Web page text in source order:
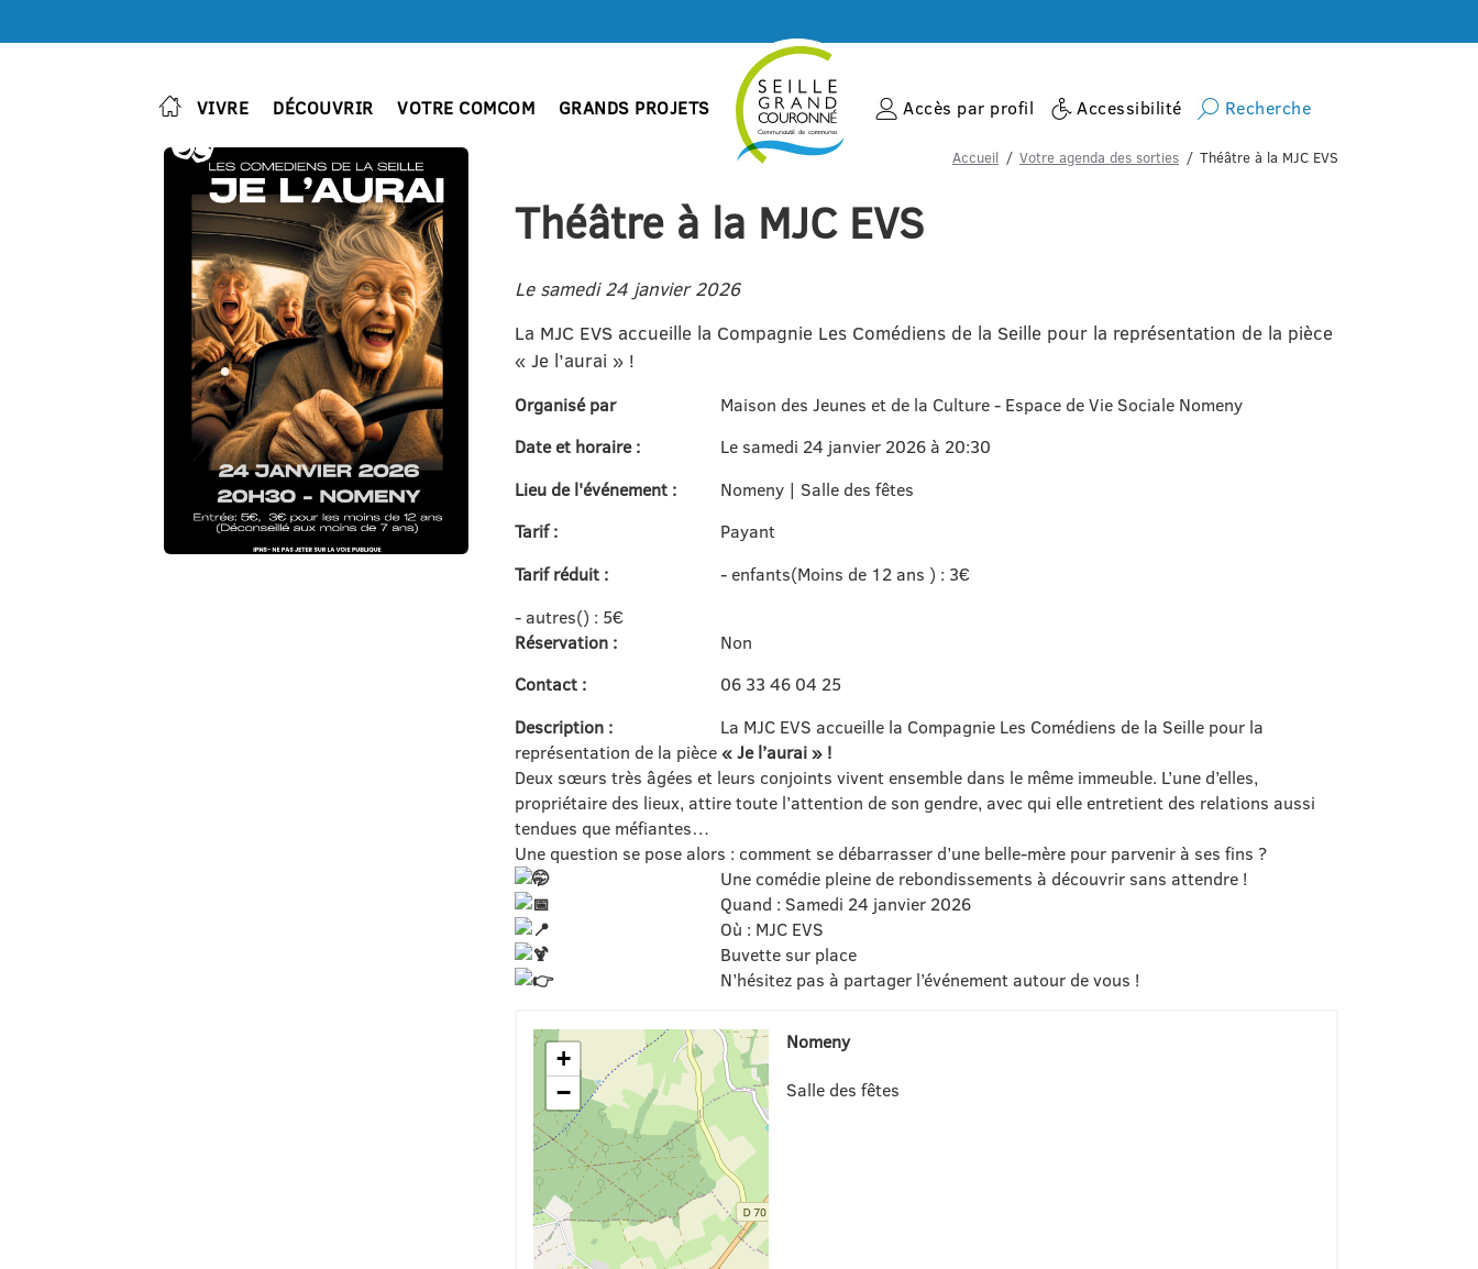
VIVRE DÉCOUVRIR VOTRE COMCOM GRANDS PROJETS Accès par profil Accessibilité Recherche
Accueil Votre agenda des sorties Théâtre à la MJC EVS
Théâtre à la MJC EVS
Le samedi 24 janvier 2026
La MJC EVS accueille la Compagnie Les Comédiens de la Seille pour la représentation de la pièce
« Je l’aurai » !
Organisé par
Maison des Jeunes et de la Culture - Espace de Vie Sociale Nomeny
Date et horaire :
Le samedi 24 janvier 2026 à 20:30
Lieu de l'événement :
Nomeny | Salle des fêtes
Tarif :
Payant
Tarif réduit :
- enfants(Moins de 12 ans ) : 3€
- autres() : 5€
Réservation :
Non
Contact :
06 33 46 04 25
Description :
La MJC EVS accueille la Compagnie Les Comédiens de la Seille pour la
représentation de la pièce« Je l’aurai » !
Deux sœurs très âgées et leurs conjoints vivent ensemble dans le même immeuble. L’une d’elles,
propriétaire des lieux, attire toute l’attention de son gendre, avec qui elle entretient des relations aussi
tendues que méfiantes…
Une question se pose alors : comment se débarrasser d’une belle-mère pour parvenir à ses fins ?
Une comédie pleine de rebondissements à découvrir sans attendre !
Quand : Samedi 24 janvier 2026
Où : MJC EVS
Buvette sur place
N’hésitez pas à partager l’événement autour de vous !
+
−
Nomeny
Salle des fêtes